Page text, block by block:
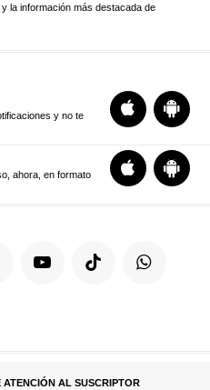
la información más destacada de
y no te
ahora, en formato
AL SUSCRIPTOR